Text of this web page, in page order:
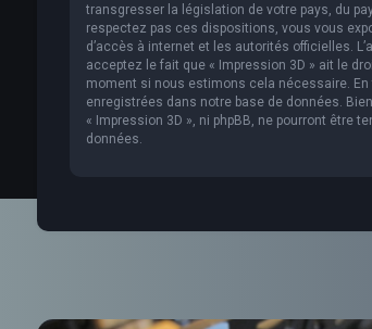
transgresser la législation de votre pays, du
respectez pas ces dispositions, vous vous
d’accès à internet et les autorités officielles.
acceptez le fait que « Impression 3D » ait le
moment si nous estimons cela nécessaire.
enregistrées dans notre base de données.
« Impression 3D », ni phpBB, ne pourront être
données.